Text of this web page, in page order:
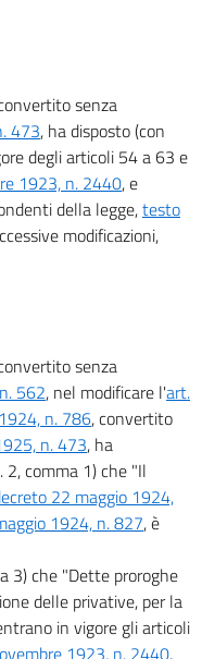
senza
473, ha disposto (con
degli articoli 54 a 63 e
1923, n. 2440, e
della legge,testo
modificazioni,
senza
562, nel modificare l'art.
n. 786, convertito
n. 473, ha
comma 1) che "Il
22 maggio 1924,
1924, n. 827, è
3) che "Dette proroghe
delle privative, per la
in vigore gli articoli
1923, n. 2440,